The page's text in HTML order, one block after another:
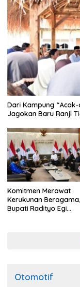
Dari Kampung
Jagokan Baru Ranji
Komitmen Merawat
Kerukunan Beragama,
Bupati Radityo Egi
Otomotif